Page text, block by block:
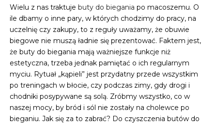
Wielu z nas traktuje buty do biegania po macoszemu. O
ile dbamy o inne pary, w których chodzimy do pracy, na
uczelnię czy zakupy, to z reguły uważamy, że obuwie
biegowe nie muszą ładnie się prezentować. Faktem jest,
że buty do biegania mają ważniejsze funkcje niż
estetyczna, trzeba jednak pamiętać o ich regularnym
myciu. Rytuał „kąpieli” jest przydatny przede wszystkim
po treningach w błocie, czy podczas zimy, gdy drogi i
chodniki posypywane są solą. Zróbmy wszystko, co w
naszej mocy, by bród i sól nie zostały na cholewce po
bieganiu. Jak się za to zabrać? Do czyszczenia butów do